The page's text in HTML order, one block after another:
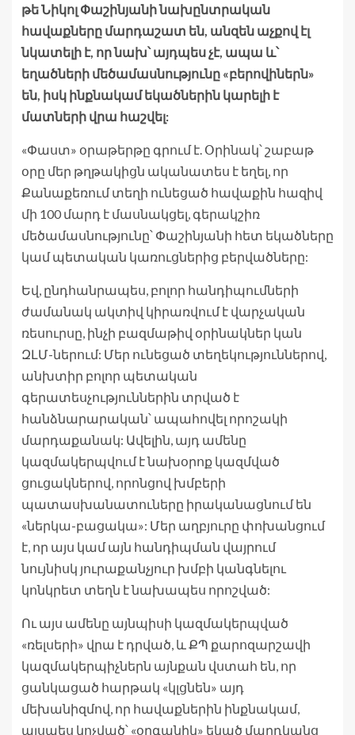
թե Նիկոլ Փաշինյանի նախընտրական
հավաքները մարդաշատ են, անզեն աչքով էլ
նկատելի է, որ նախ՝ այդպես չէ, ապա և՝
եղածների մեծամասնությունը «բերովիներն»
են, իսկ ինքնակամ եկածներին կարելի է
մատների վրա հաշվել:
«Փաստ» օրաթերթը գրում է. Օրինակ՝ շաբաթ
օրը մեր թղթակիցն ականատես է եղել, որ
Քանաքեռում տեղի ունեցած հավաքին հազիվ
մի 100 մարդ է մասնակցել, գերակշիռ
մեծամասնությունը՝ Փաշինյանի հետ եկածները
կամ պետական կառուցներից բերվածները:
Եվ, ընդհանրապես, բոլոր հանդիպումների
ժամանակ ակտիվ կիրառվում է վարչական
ռեսուրսը, ինչի բազմաթիվ օրինակներ կան
ԶԼՄ-ներում: Մեր ունեցած տեղեկություններով,
անխտիր բոլոր պետական
գերատեսչություններին տրված է
հանձնարարական՝ ապահովել որոշակի
մարդաքանակ: Ավելին, այդ ամենը
կազմակերպվում է նախօրոք կազմված
ցուցակներով, որոնցով խմբերի
պատասխանատուները իրականացնում են
«ներկա-բացակա»: Մեր աղբյուրը փոխանցում
է, որ այս կամ այն հանդիպման վայրում
նույնիսկ յուրաքանչյուր խմբի կանգնելու
կոնկրետ տեղն է նախապես որոշված:
Ու այս ամենը այնպիսի կազմակերպված
«ռելսերի» վրա է դրված, և ՔՊ քարոզարշավի
կազմակերպիչներն այնքան վստահ են, որ
ցանկացած հարթակ «կլցնեն» այդ
մեխանիզմով, որ հավաքներին ինքնակամ,
այսպես կոչված՝ «օրգանիկ» եկած մարդկանց